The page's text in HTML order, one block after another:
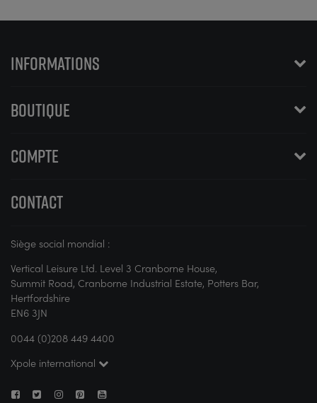
INFORMATIONS
BOUTIQUE
COMPTE
CONTACT
Siège social mondial :
Vertical Leisure Ltd. Level 3 Cranborne House,
Summit Road, Cranborne Industrial Estate, Potters Bar,
Hertfordshire
EN6 3JN
0044 (0)208 449 4400
Xpole international